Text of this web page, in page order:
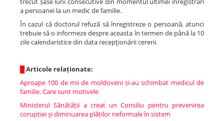
a persoanei la un medic de familie.
În cazul că doctorul refuză să înregistreze o persoană, atunci
trebuie să o informeze despre aceasta în termen de până la 10
zile calendaristice din data recepţionării cererii.
Articole relaționate:
Aproape 100 de mii de moldoveni și-au schimbat medicul de
familie. Care sunt motivele
Ministerul Sănătății a creat un Consiliu pentru prevenirea
corupției și diminuarea plăților neformale în sistem